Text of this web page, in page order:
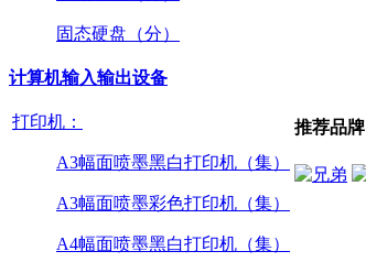
固态硬盘（分）
计算机输入输出设备
打印机：
A3幅面喷墨黑白打印机（集）
A3幅面喷墨彩色打印机（集）
A4幅面喷墨黑白打印机（集）
推荐品牌